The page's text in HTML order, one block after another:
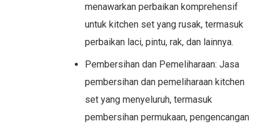
menawarkan perbaikan komprehensif
untuk kitchen set yang rusak, termasuk
perbaikan laci, pintu, rak, dan lainnya.
Pembersihan dan Pemeliharaan: Jasa
pembersihan dan pemeliharaan kitchen
set yang menyeluruh, termasuk
pembersihan permukaan, pengencangan